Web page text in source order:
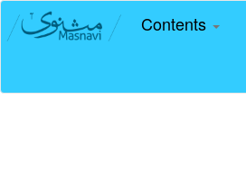
Contents